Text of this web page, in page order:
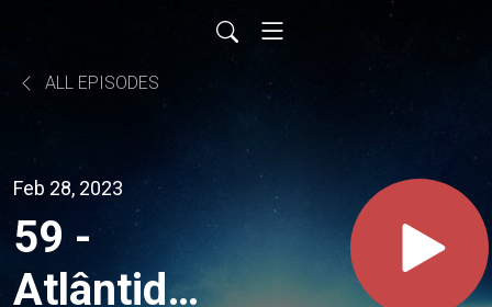
ALL EPISODES
Feb 28, 2023
59 -
Atlântida: